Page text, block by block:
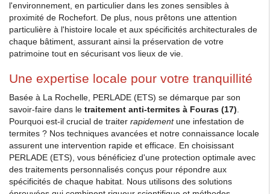
l'environnement, en particulier dans les zones sensibles à
proximité de Rochefort. De plus, nous prêtons une attention
particulière à l'histoire locale et aux spécificités architecturales de
chaque bâtiment, assurant ainsi la préservation de votre
patrimoine tout en sécurisant vos lieux de vie.
Une expertise locale pour votre tranquillité
Basée à La Rochelle, PERLADE (ETS) se démarque par son
savoir-faire dans le traitement anti-termites à Fouras (17)
Pourquoi est-il crucial de traiter rapidementune infestation de
termites ? Nos techniques avancées et notre connaissance locale
assurent une intervention rapide et efficace. En choisissant
PERLADE (ETS), vous bénéficiez d'une protection optimale avec
des traitements personnalisés conçus pour répondre aux
spécificités de chaque habitat. Nous utilisons des solutions